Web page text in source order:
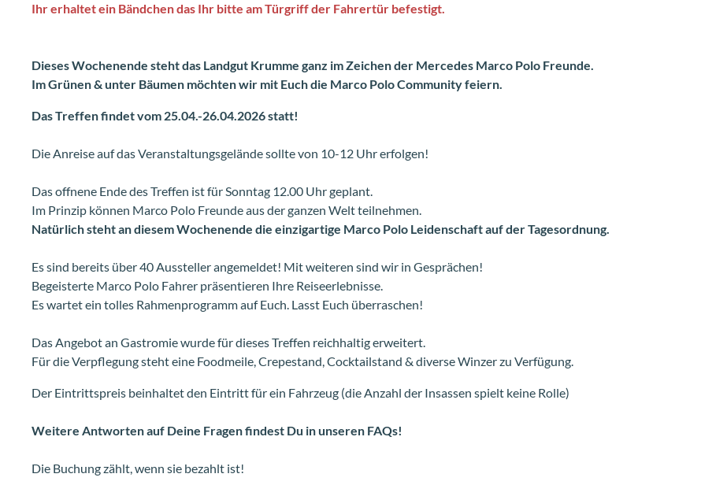
Ihr erhaltet ein Bändchen das Ihr bitte am Türgriff der Fahrertür befestigt.
Dieses Wochenende steht das Landgut Krumme ganz im Zeichen der Mercedes Marco Polo Freunde.
Im Grünen & unter Bäumen möchten wir mit Euch die Marco Polo Community feiern.
Das Treffen findet vom 25.04.-26.04.2026 statt!
Die Anreise auf das Veranstaltungsgelände sollte von 10-12 Uhr erfolgen!
Das offnene Ende des Treffen ist für Sonntag 12.00 Uhr geplant.
Im Prinzip können Marco Polo Freunde aus der ganzen Welt teilnehmen.
Natürlich steht an diesem Wochenende die einzigartige Marco Polo Leidenschaft auf der Tagesordnung.
Es sind bereits über 40 Aussteller angemeldet! Mit weiteren sind wir in Gesprächen!
Begeisterte Marco Polo Fahrer präsentieren Ihre Reiseerlebnisse.
Es wartet ein tolles Rahmenprogramm auf Euch. Lasst Euch überraschen!
Das Angebot an Gastromie wurde für dieses Treffen reichhaltig erweitert.
Für die Verpflegung steht eine Foodmeile, Crepestand, Cocktailstand & diverse Winzer zu Verfügung.
Der Eintrittspreis beinhaltet den Eintritt für ein Fahrzeug (die Anzahl der Insassen spielt keine Rolle)
Weitere Antworten auf Deine Fragen findest Du in unseren FAQs!
Die Buchung zählt, wenn sie bezahlt ist!